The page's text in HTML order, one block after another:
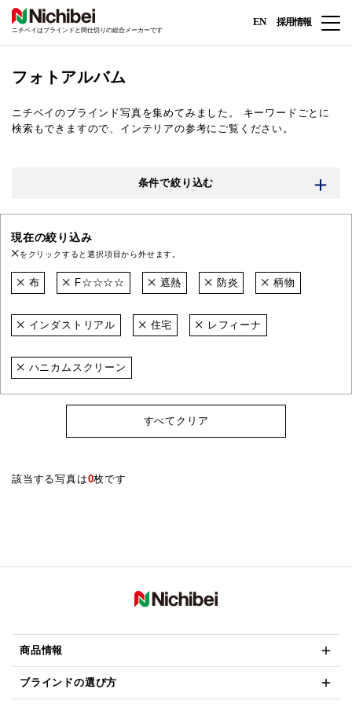
ニチベイはブラインドと間仕切りの総合メーカーです
EN 採用情報
フォトアルバム
ニチベイのブラインド写真を集めてみました。
キーワードごとに
検索もできますので、インテリアの参考にご覧ください。
条件で絞り込む
現在の絞り込み
をクリックすると選択項目から外せます。
布 F☆☆☆☆ 遮熱 防炎 柄物
インダストリアル 住宅 レフィーナ
ハニカムスクリーン
すべてクリア
該当する写真は0枚です
商品情報
ブラインドの選び方